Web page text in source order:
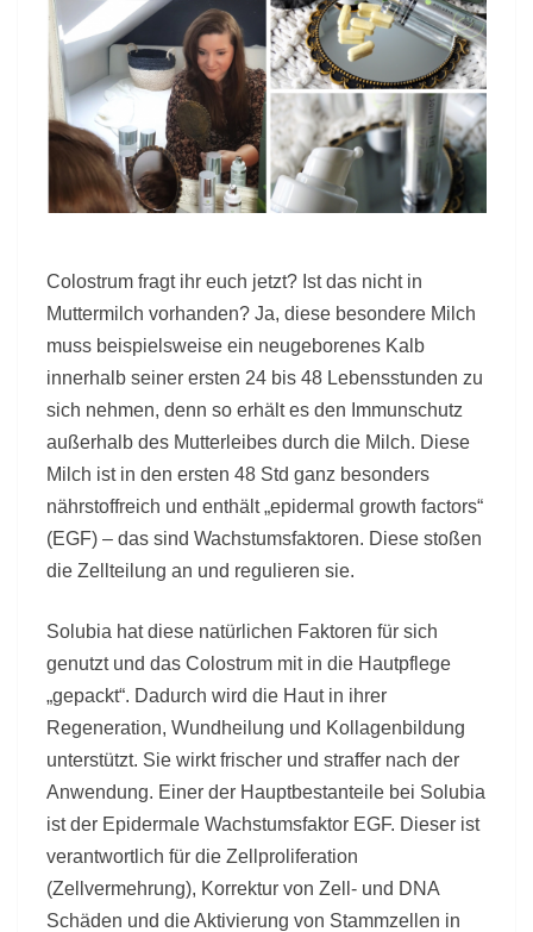
Colostrum fragt ihr euch jetzt? Ist das nicht in
Muttermilch vorhanden? Ja, diese besondere Milch
muss beispielsweise ein neugeborenes Kalb
innerhalb seiner ersten 24 bis 48 Lebensstunden zu
sich nehmen, denn so erhält es den Immunschutz
außerhalb des Mutterleibes durch die Milch. Diese
Milch ist in den ersten 48 Std ganz besonders
nährstoffreich und enthält „epidermal growth factors“
(EGF) – das sind Wachstumsfaktoren. Diese stoßen
die Zellteilung an und regulieren sie.
Solubia hat diese natürlichen Faktoren für sich
genutzt und das Colostrum mit in die Hautpflege
„gepackt“. Dadurch wird die Haut in ihrer
Regeneration, Wundheilung und Kollagenbildung
unterstützt. Sie wirkt frischer und straffer nach der
Anwendung. Einer der Hauptbestanteile bei Solubia
ist der Epidermale Wachstumsfaktor EGF. Dieser ist
verantwortlich für die Zellproliferation
(Zellvermehrung), Korrektur von Zell- und DNA
Schäden und die Aktivierung von Stammzellen in